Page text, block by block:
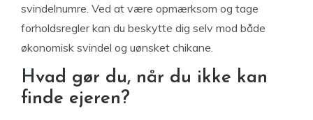
svindelnumre. Ved at være opmærksom og tage
forholdsregler kan du beskytte dig selv mod både
økonomisk svindel og uønsket chikane.
Hvad gør du, når du ikke kan
finde ejeren?